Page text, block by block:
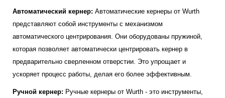
Автоматический кернер: Автоматические кернеры от Wurth
представляют собой инструменты с механизмом
автоматического центрирования. Они оборудованы пружиной,
которая позволяет автоматически центрировать кернер в
предварительно сверленном отверстии. Это упрощает и
ускоряет процесс работы, делая его более эффективным.
Ручной кернер: Ручные кернеры от Wurth - это инструменты,